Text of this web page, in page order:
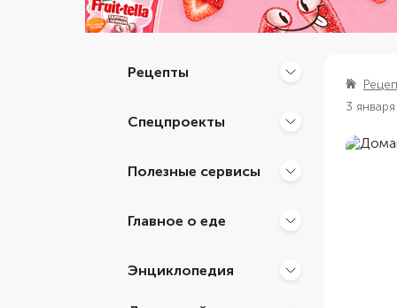
Рецепты
Спецпроекты
Полезные сервисы
Главное о еде
Энциклопедия
3